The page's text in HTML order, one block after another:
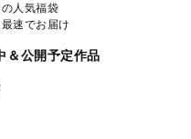
人気福袋
速でお届け
＆公開予定作品